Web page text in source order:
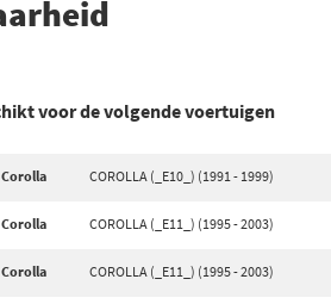
voor de volgende voertuigen
Corolla COROLLA (_E10_) (1991 - 1999)
Corolla COROLLA (_E11_) (1995 - 2003)
Corolla COROLLA (_E11_) (1995 - 2003)